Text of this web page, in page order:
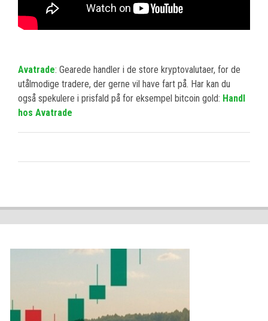
Avatrade: Gearede handler i de store kryptovalutaer, for de
utålmodige tradere, der gerne vil have fart på. Har kan du
også spekulere i prisfald på for eksempel bitcoin gold: Handl
hos Avatrade